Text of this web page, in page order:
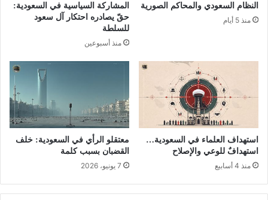
النظام السعودي والمحاكم الصورية
منذ 5 أيام
المشاركة السياسية في السعودية:
حقّ يصادره احتكار آل سعود
للسلطة
منذ أسبوعين
استهداف العلماء في السعودية…
استهدافٌ للوعي والإصلاح
منذ 4 أسابيع
معتقلو الرأي في السعودية: خلف
القضبان بسبب كلمة
7 يونيو، 2026